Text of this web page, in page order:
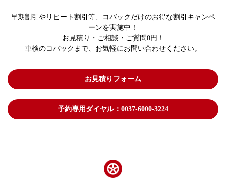
早期割引やリピート割引等、コバックだけのお得な割引キャンペ
ーンを実施中！
お見積り・ご相談・ご質問0円！
車検のコバックまで、お気軽にお問い合わせください。
お見積りフォーム
予約専用ダイヤル：0037-6000-3224